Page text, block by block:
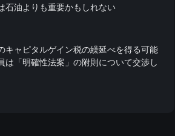
石油よりも重要かもしれない
キャピタルゲイン税の繰延べを得る可能
は「明確性法案」の附則について交渉し